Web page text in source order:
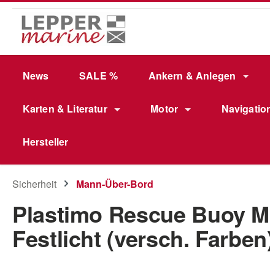
Hauptinhalt springen
Zur Suche springen
Zur Hauptnavigation springen
News SALE % Ankern & Anlegen
Karten & Literatur Motor
Hersteller
Sicherheit Mann-Über-Bord
Plastimo Rescue Buoy
Festlicht (versch.